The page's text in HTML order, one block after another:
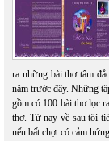
ra những bài thơ tâm
năm trước đây. Những
gồm có 100 bài thơ lọc
thơ. Từ nay về sau tôi
nếu bất chợt có cảm